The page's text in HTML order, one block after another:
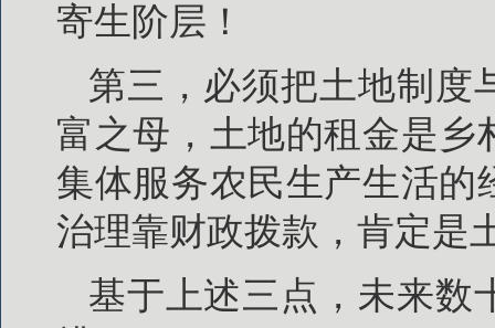
寄生阶层！
第三，必须把土地制度
富之母，土地的租金是
集体服务农民生产生活
治理靠财政拨款，肯定是
基于上述三点，未来数